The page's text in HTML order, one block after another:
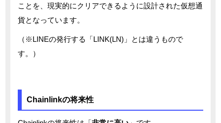
ことを、現実的にクリアできるように設計された仮想通
貨となっています。
（※LINEの発行する「LINK(LN)」とは違うもので
す。）
Chainlinkの将来性